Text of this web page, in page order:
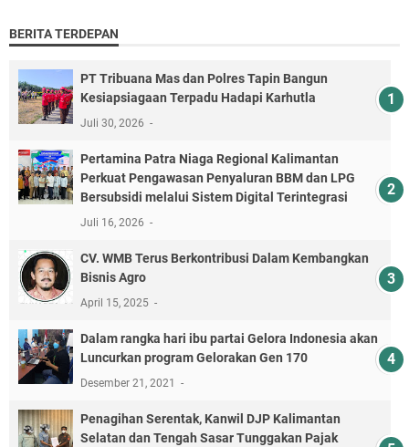
BERITA TERDEPAN
PT Tribuana Mas dan Polres Tapin Bangun
Kesiapsiagaan Terpadu Hadapi Karhutla
Juli 30, 2026
Pertamina Patra Niaga Regional Kalimantan
Perkuat Pengawasan Penyaluran BBM dan LPG
Bersubsidi melalui Sistem Digital Terintegrasi
Juli 16, 2026
CV. WMB Terus Berkontribusi Dalam Kembangkan
Bisnis Agro
April 15, 2025
Dalam rangka hari ibu partai Gelora Indonesia akan
Luncurkan program Gelorakan Gen 170
Desember 21, 2021
Penagihan Serentak, Kanwil DJP Kalimantan
Selatan dan Tengah Sasar Tunggakan Pajak